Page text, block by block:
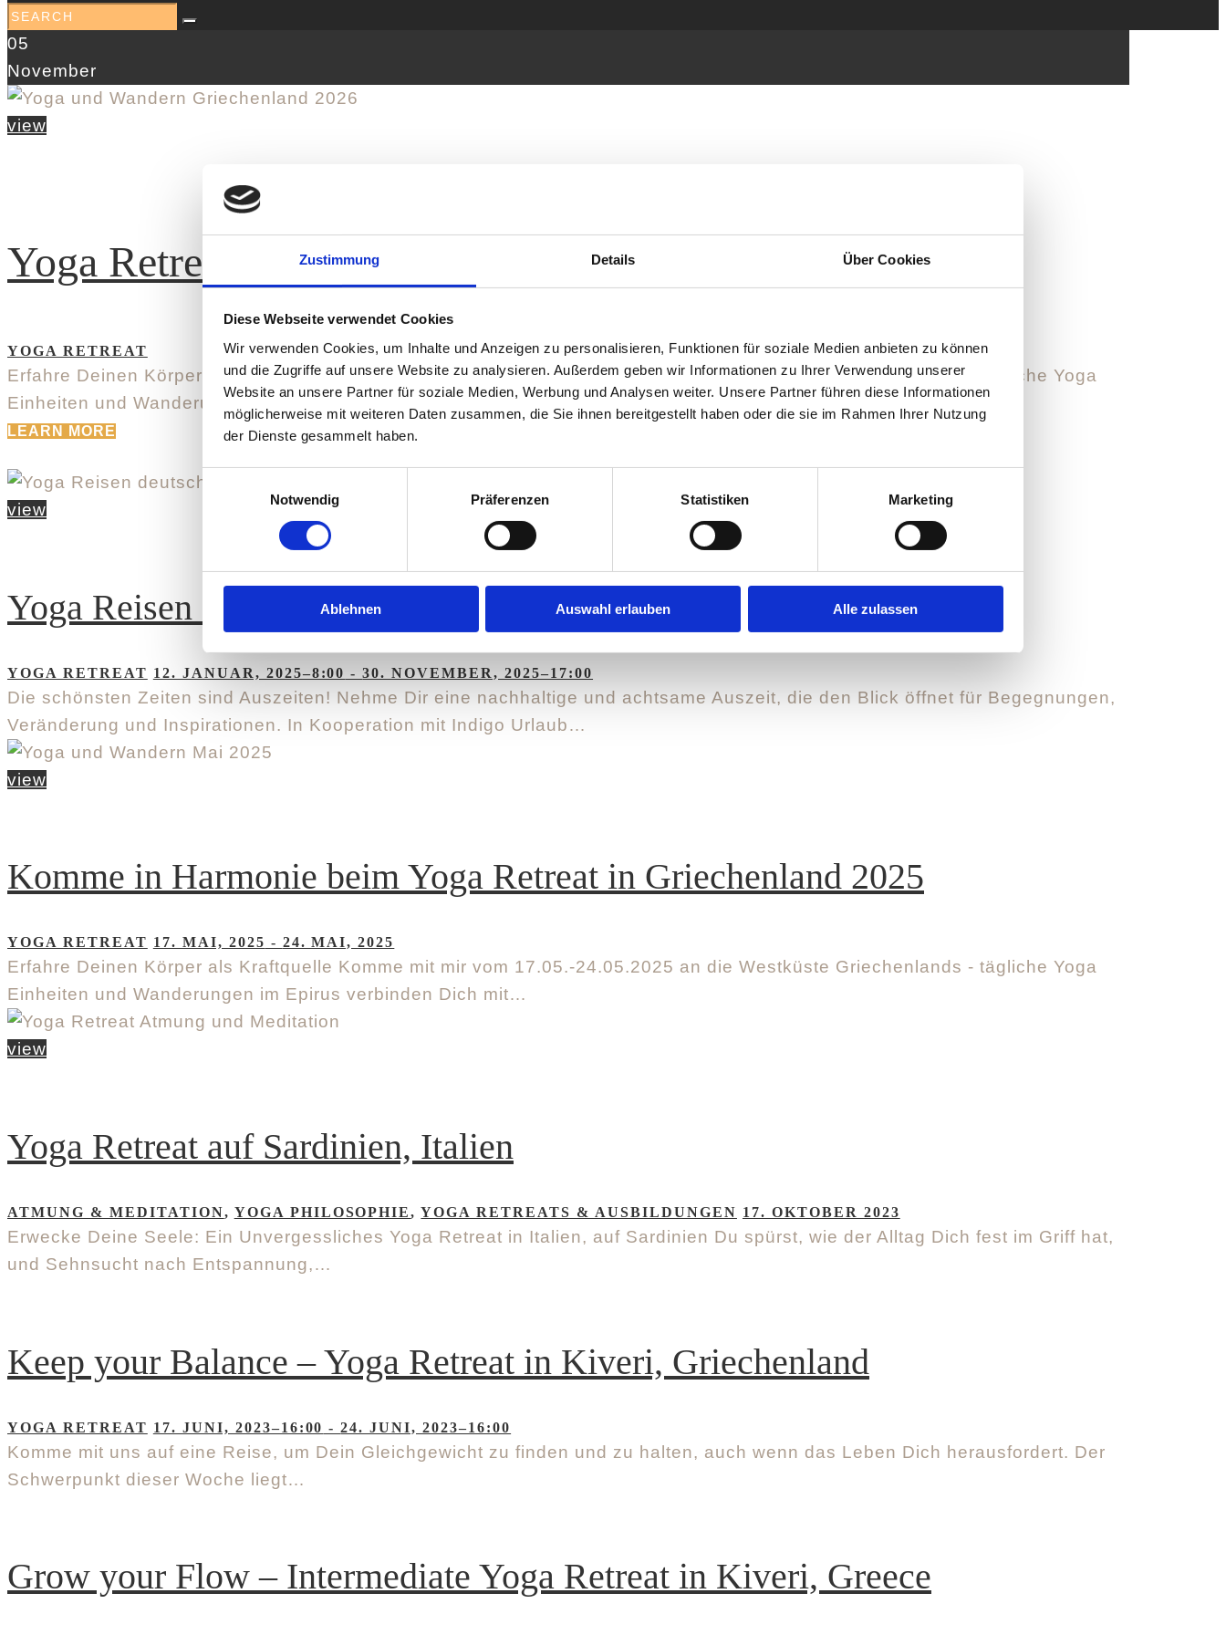
Zustimmung Details Über Cookies
Diese Webseite verwendet Cookies
Wir verwenden Cookies, um Inhalte und Anzeigen zu personalisieren, Funktionen für soziale Medien anbieten zu können
und die Zugriffe auf unsere Website zu analysieren. Außerdem geben wir Informationen zu Ihrer Verwendung unserer
Website an unsere Partner für soziale Medien, Werbung und Analysen weiter. Unsere Partner führen diese Informationen
möglicherweise mit weiteren Daten zusammen, die Sie ihnen bereitgestellt haben oder die sie im Rahmen Ihrer Nutzung
der Dienste gesammelt haben.
Einwilligungsauswahl
Notwendig
Präferenzen Statistiken Marketing
Ablehnen Auswahl erlauben Alle zulassen
05
November
view
Yoga Retreat Griechenland, Sivota 16.05.-23.05.2026
YOGA RETREAT
Erfahre Deinen Körper als Kraftquelle Komme mit mir vom 16.05.-23.05.2026 an die Westküste Griechenlands - tägliche Yoga
Einheiten und Wanderungen im Epirus verbinden Dich mit den…
LEARN MORE
view
Yoga Reisen deutschsprachig
YOGA RETREAT 12. JANUAR, 2025–8:00 -30. NOVEMBER, 2025–17:00
Die schönsten Zeiten sind Auszeiten! Nehme Dir eine nachhaltige und achtsame Auszeit, die den Blick öffnet für Begegnungen,
Veränderung und Inspirationen. In Kooperation mit Indigo Urlaub…
view
Komme in Harmonie beim Yoga Retreat in Griechenland 2025
YOGA RETREAT 17. MAI, 2025 - 24. MAI, 2025
Erfahre Deinen Körper als Kraftquelle Komme mit mir vom 17.05.-24.05.2025 an die Westküste Griechenlands - tägliche Yoga
Einheiten und Wanderungen im Epirus verbinden Dich mit…
view
Yoga Retreat auf Sardinien, Italien
ATMUNG & MEDITATION, YOGA PHILOSOPHIE,YOGA RETREATS & AUSBILDUNGEN 17. OKTOBER 2023
Erwecke Deine Seele: Ein Unvergessliches Yoga Retreat in Italien, auf Sardinien Du spürst, wie der Alltag Dich fest im Griff hat,
und Sehnsucht nach Entspannung,…
Keep your Balance – Yoga Retreat in Kiveri, Griechenland
YOGA RETREAT 17. JUNI, 2023–16:00 -24. JUNI, 2023–16:00
Komme mit uns auf eine Reise, um Dein Gleichgewicht zu finden und zu halten, auch wenn das Leben Dich herausfordert. Der
Schwerpunkt dieser Woche liegt…
Grow your Flow – Intermediate Yoga Retreat in Kiveri, Greece